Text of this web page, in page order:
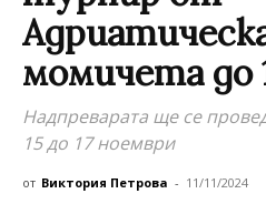
момичета до
Надпреварата ще се
15 до 17 ноември
от Виктория Петрова - 11/11/2024